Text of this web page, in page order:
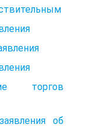
торгов
об